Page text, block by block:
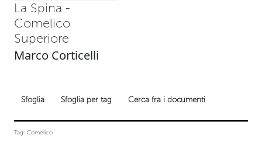
La Spina -
Comelico
Superiore
Marco Corticelli
Sfoglia Sfoglia per tag Cerca fra i documenti
Tag: Comelico